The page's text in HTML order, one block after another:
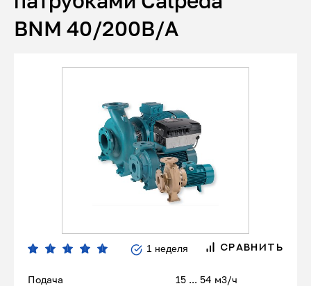
BNM 40/200B/A
1 неделя СРАВНИТЬ
Подача 15 ... 54 м3/ч